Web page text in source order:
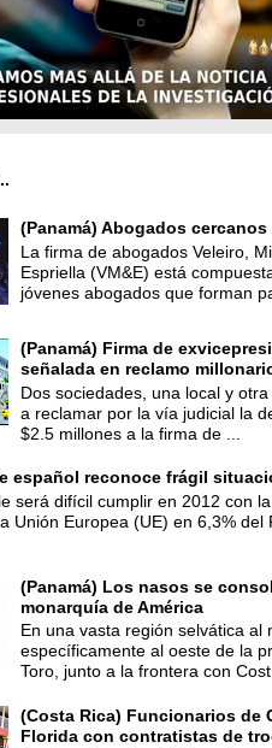
(Panamá) Abogados
La firma de abogados Veleiro,
Espriella (VM&E) está
jóvenes abogados que forman
(Panamá) Firma de
señalada en reclamo
Dos sociedades, una local y
a reclamar por la vía judicial la
$2.5 millones a la firma de ...
español reconoce frágil
será difícil cumplir en 2012 con
Unión Europea (UE) en 6,3% del
(Panamá) Los nasos se
monarquía de América
En una vasta región selvática al
específicamente al oeste de la
Toro, junto a la frontera con
(Costa Rica) Funcionarios de
Florida con contratistas de